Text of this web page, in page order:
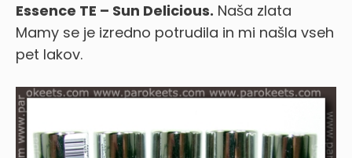
Essence TE – Sun Delicious. Naša zlata
Mamy se je izredno potrudila in mi našla vseh
pet lakov.